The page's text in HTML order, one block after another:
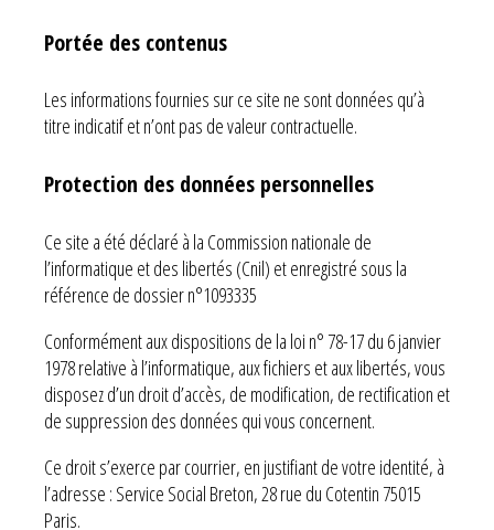
Portée des contenus
Les informations fournies sur ce site ne sont données qu’à
titre indicatif et n’ont pas de valeur contractuelle.
Protection des données personnelles
Ce site a été déclaré à la Commission nationale de
l’informatique et des libertés (Cnil) et enregistré sous la
référence de dossier n°1093335
Conformément aux dispositions de la loi n° 78-17 du 6 janvier
1978 relative à l’informatique, aux fichiers et aux libertés, vous
disposez d’un droit d’accès, de modification, de rectification et
de suppression des données qui vous concernent.
Ce droit s’exerce par courrier, en justifiant de votre identité, à
l’adresse : Service Social Breton, 28 rue du Cotentin 75015
Paris.